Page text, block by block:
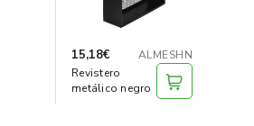
15,18€
ALMESHN
Revistero
metálico negro